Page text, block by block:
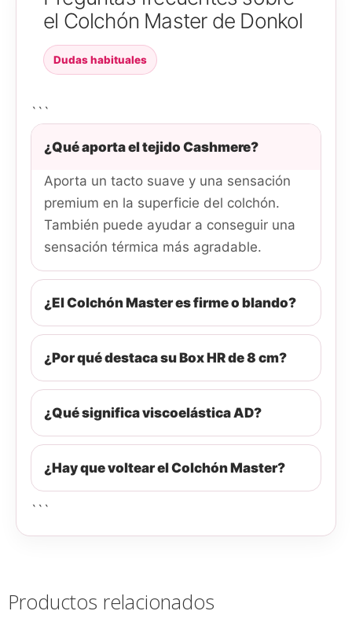
el Colchón Master de Donkol
Dudas habituales
```
¿Qué aporta el tejido Cashmere?
Aporta un tacto suave y una sensación
premium en la superficie del colchón.
También puede ayudar a conseguir una
sensación térmica más agradable.
¿El Colchón Master es firme o blando?
¿Por qué destaca su Box HR de 8 cm?
¿Qué significa viscoelástica AD?
¿Hay que voltear el Colchón Master?
```
Productos relacionados